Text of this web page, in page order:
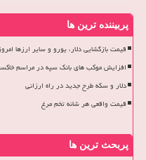
پربیننده ترین ها
قیمت بازگشایی دلار، یورو و سایر ارزها امروز ۱۳ خرداد ۱۴۰۵ بهمراه
افزایش موکب های بانک سپه در مراسم
دلار و سکه طرح جدید در راه ارزانی
قیمت واقعی هر شانه تخم مرغ
پربحث ترین ها